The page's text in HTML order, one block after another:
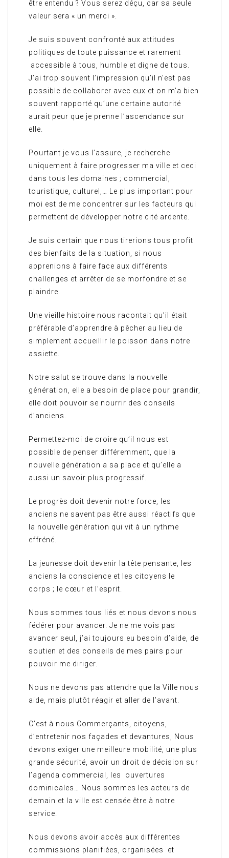
être entendu ? Vous serez déçu, car sa seule
valeur sera « un merci ».
Je suis souvent confronté aux attitudes
politiques de toute puissance et rarement
accessible à tous, humble et digne de tous.
J’ai trop souvent l’impression qu’il n’est pas
possible de collaborer avec eux et on m’a bien
souvent rapporté qu’une certaine autorité
aurait peur que je prenne l’ascendance sur
elle.
Pourtant je vous l’assure, je recherche
uniquement à faire progresser ma ville et ceci
dans tous les domaines ; commercial,
touristique, culturel,… Le plus important pour
moi est de me concentrer sur les facteurs qui
permettent de développer notre cité ardente.
Je suis certain que nous tirerions tous profit
des bienfaits de la situation, si nous
apprenions à faire face aux différents
challenges et arrêter de se morfondre et se
plaindre.
Une vieille histoire nous racontait qu’il était
préférable d’apprendre à pêcher au lieu de
simplement accueillir le poisson dans notre
assiette.
Notre salut se trouve dans la nouvelle
génération, elle a besoin de place pour grandir,
elle doit pouvoir se nourrir des conseils
d’anciens.
Permettez-moi de croire qu’il nous est
possible de penser différemment, que la
nouvelle génération a sa place et qu’elle a
aussi un savoir plus progressif.
Le progrès doit devenir notre force, les
anciens ne savent pas être aussi réactifs que
la nouvelle génération qui vit à un rythme
effréné.
La jeunesse doit devenir la tête pensante, les
anciens la conscience et les citoyens le
corps ; le cœur et l’esprit.
Nous sommes tous liés et nous devons nous
fédérer pour avancer. Je ne me vois pas
avancer seul, j’ai toujours eu besoin d’aide, de
soutien et des conseils de mes pairs pour
pouvoir me diriger.
Nous ne devons pas attendre que la Ville nous
aide, mais plutôt réagir et aller de l’avant.
C’est à nous Commerçants, citoyens,
d’entretenir nos façades et devantures, Nous
devons exiger une meilleure mobilité, une plus
grande sécurité, avoir un droit de décision sur
l’agenda commercial, les ouvertures
dominicales… Nous sommes les acteurs de
demain et la ville est censée être à notre
service.
Nous devons avoir accès aux différentes
commissions planifiées, organisées et